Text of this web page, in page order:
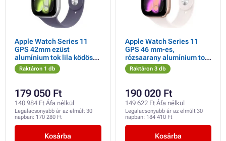
Apple Watch Series 11
GPS 42mm ezüst
alumínium tok lila ködös
sportpánttal - S/M
Raktáron 1 db
179 050 Ft
140 984 Ft Áfa nélkül
Legalacsonyabb ár az elmúlt 30
napban: 170 280 Ft
Kosárba
Apple Watch Series 11
GPS 46 mm-es,
rózsaarany alumínium tok
világospiros sportpánttal -
S/M
Raktáron 3 db
190 020 Ft
149 622 Ft Áfa nélkül
Legalacsonyabb ár az elmúlt 30
napban: 184 410 Ft
Kosárba